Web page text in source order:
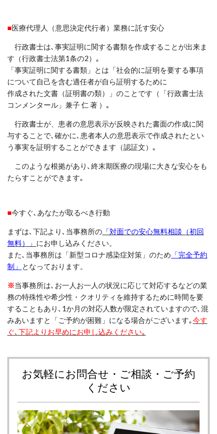
■医療代理人（意思決定代行者）業務に託す安心
行政書士は､事実証明に関する書類を作成することが出来ま
す（行政書士法第1条の2）｡
「事実証明に関する書類」とは「社会的に証明を要する事項
について自己を含む適任者が自ら証明するために
作成された文書（証明書の類）」のことです（「行政書士法
コンメンタール」兼子仁 著 ）｡
行政書士が、患者の意思表示が反映された書面の作成に関
与することで､確かに､患者本人の意思表示で作成されたとい
う事実を証明することができます（認証文）｡
このような根拠があり､終末期医療の現場に大きな安心をも
たらすことができます｡
■今すぐ､あなたが取るべき行動
まずは､下記より ､ 当事務所の 「対面での安心無料相談（初回
無料）」 にお申し込みください。
また､ 当事務所は「新型コロナ感染症対策」のため 「完全予約
制」
となっております。
※当事務所は､お一人お一人の状況に応じて対応するなどの業
務の特殊性や希少性・クオリティを維持するために時間を要
することもあり､ 1か月の対応人数が限定されていますので､混
みあいますと「ご予約が困難」になる場合がございます｡今す
ぐ､ 下記よりお早めにお申し込みください｡
お気軽にお問合せ・ご相談・ご予約
ください